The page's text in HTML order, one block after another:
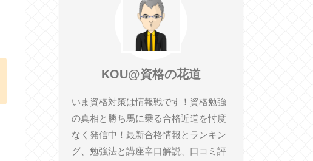
KOU@資格の花道
いま資格対策は情報戦です！資格勉強
の真相と勝ち馬に乗る合格近道を忖度
なく発信中！最新合格情報とランキン
グ、勉強法と講座辛口解説、口コミ評